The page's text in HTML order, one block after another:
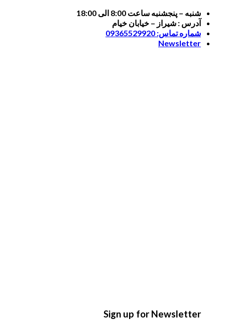
Skip
content
شنبه – پنجشنبه ساعت 8:00 الی 18:00
آدرس : شیراز – خیابان خیام
شماره تماس: 09365529920
Newsletter
Sign up for Newsletter